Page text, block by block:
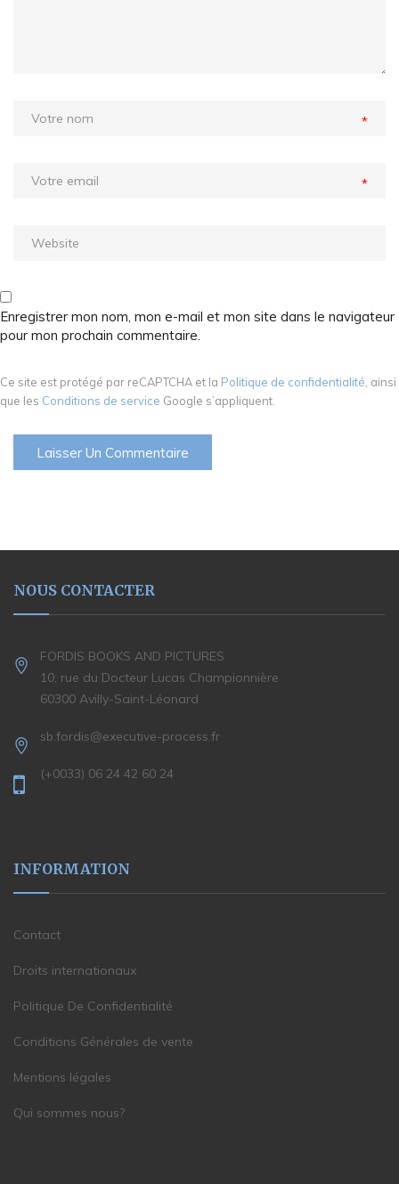
*
*
Enregistrer mon nom, mon e-mail et mon site dans le navigateur
pour mon prochain commentaire.
Ce site est protégé par reCAPTCHA et la Politique de confidentialité , ainsi
que les Conditions de service Google s’appliquent.
NOUS CONTACTER
FORDIS BOOKS AND PICTURES
10, rue du Docteur Lucas Championnière
60300 Avilly-Saint-Léonard
sb.fordis@executive-process.fr
(+0033) 06 24 42 60 24
INFORMATION
Contact
Droits internationaux
Politique De Confidentialité
Conditions Générales de vente
Mentions légales
Qui sommes nous?